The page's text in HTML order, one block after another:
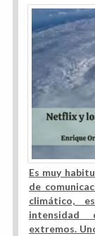
Es muy
de
climático,
intensidad
extremos.